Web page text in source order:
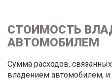
СТОИМОСТЬ
АВТОМОБИЛЕМ
Сумма расходов,
владением автомобилем, и